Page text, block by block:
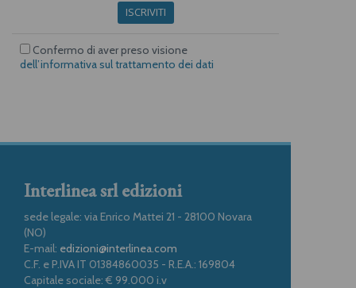
ISCRIVITI
Confermo di aver preso visione
dell’informativa sul trattamento dei dati
Interlinea srl edizioni
sede legale: via Enrico Mattei 21 - 28100 Novara
(NO)
E-mail: edizioni@interlinea.com
C.F. e P.IVA IT 01384860035 - R.E.A.: 169804
Capitale sociale: € 99.000 i.v